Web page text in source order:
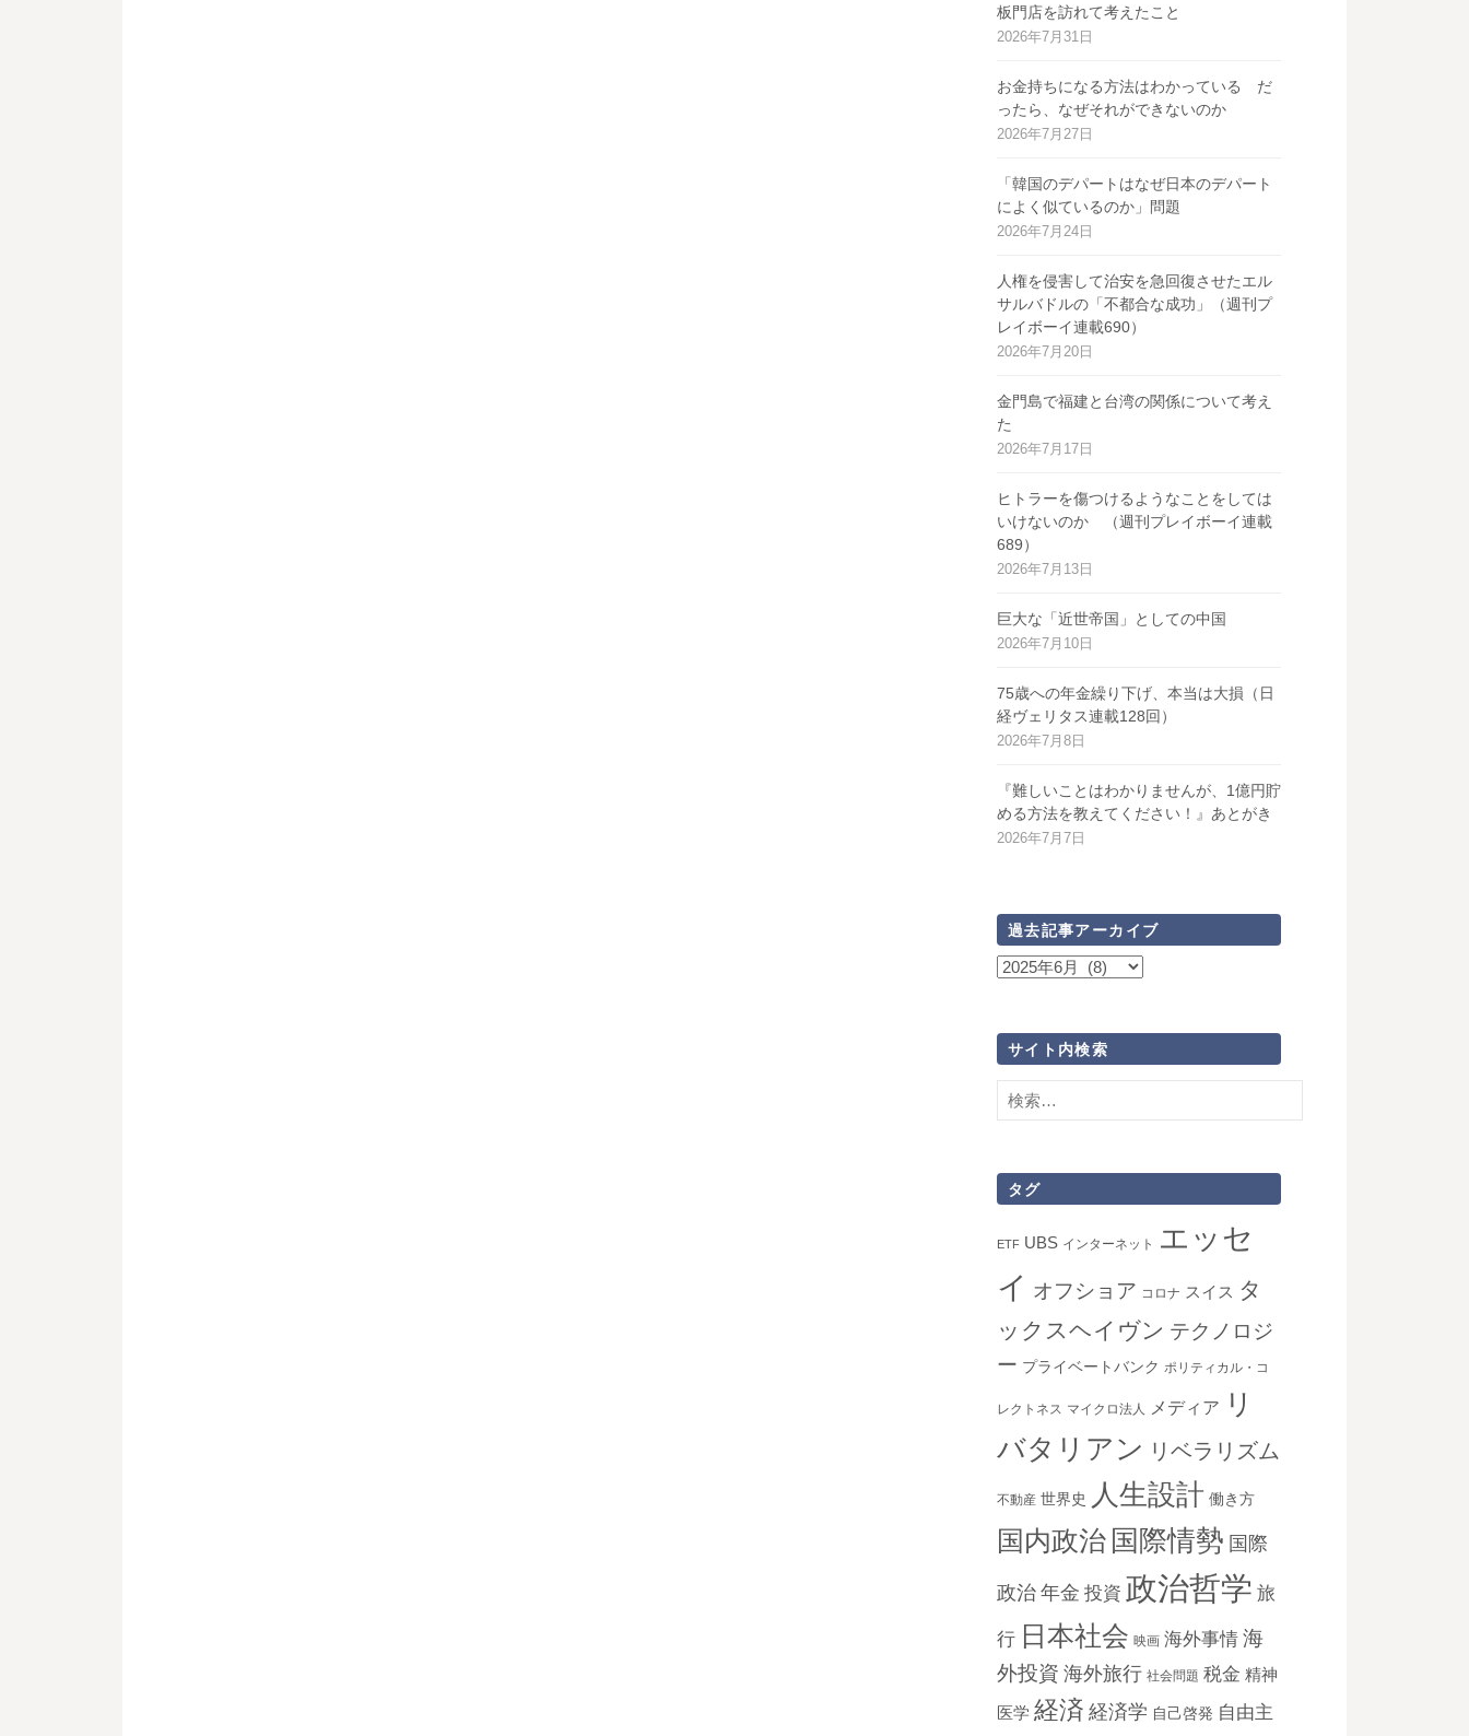
板門店を訪れて考えたこと
2026年7月31日
お金持ちになる方法はわかっている だ
ったら、なぜそれができないのか
2026年7月27日
「韓国のデパートはなぜ日本のデパート
によく似ているのか」問題
2026年7月24日
人権を侵害して治安を急回復させたエル
サルバドルの「不都合な成功」（週刊プ
レイボーイ連載690）
2026年7月20日
金門島で福建と台湾の関係について考え
た
2026年7月17日
ヒトラーを傷つけるようなことをしては
いけないのか （週刊プレイボーイ連載
689）
2026年7月13日
巨大な「近世帝国」としての中国
2026年7月10日
75歳への年金繰り下げ、本当は大損（日
経ヴェリタス連載128回）
2026年7月8日
『難しいことはわかりませんが、1億円貯
める方法を教えてください！』あとがき
2026年7月7日
過去記事アーカイブ
過
事
ー
カ
ブ
サイト内検索
検
索:
タグ
ETF UBS インターネット
エッセ
イ オフショア コロナ スイス タ
ックスヘイヴン テクノロジ
ー プライベートバンク ポリティカル・コ
レクトネス マイクロ法人 メディア
リ
バタリアン リベラリズム
不動産 世界史 人生設計 働き方
国内政治 国際情勢 国際
政治 年金 投資 政治哲学 旅
行 日本社会 映画 海外事情 海
外投資 海外旅行 社会問題 税金 精神
医学 経済 経済学 自己啓発 自由主